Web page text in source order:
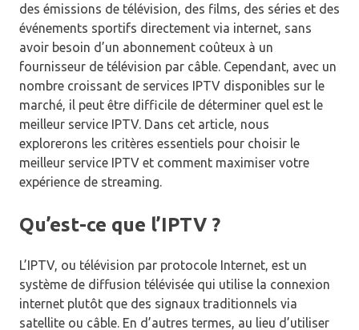
des émissions de télévision, des films, des séries et des
événements sportifs directement via internet, sans
avoir besoin d’un abonnement coûteux à un
fournisseur de télévision par câble. Cependant, avec un
nombre croissant de services IPTV disponibles sur le
marché, il peut être difficile de déterminer quel est le
meilleur service IPTV. Dans cet article, nous
explorerons les critères essentiels pour choisir le
meilleur service IPTV et comment maximiser votre
expérience de streaming.
Qu’est-ce que l’IPTV ?
L’IPTV, ou télévision par protocole Internet, est un
système de diffusion télévisée qui utilise la connexion
internet plutôt que des signaux traditionnels via
satellite ou câble. En d’autres termes, au lieu d’utiliser